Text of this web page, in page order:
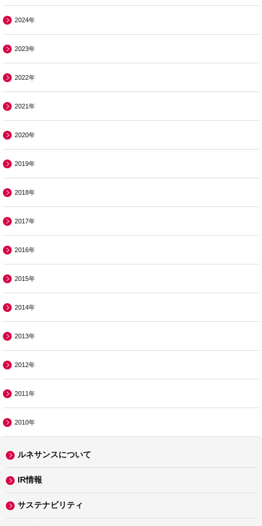
2024年
2023年
2022年
2021年
2020年
2019年
2018年
2017年
2016年
2015年
2014年
2013年
2012年
2011年
2010年
ルネサンスについて
IR情報
サステナビリティ